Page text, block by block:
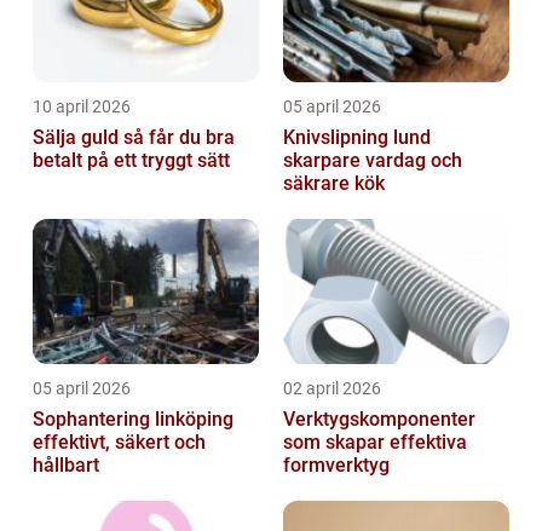
10 april 2026
Sälja guld så får du bra
betalt på ett tryggt sätt
05 april 2026
Knivslipning lund
skarpare vardag och
säkrare kök
05 april 2026
Sophantering linköping
effektivt, säkert och
hållbart
02 april 2026
Verktygskomponenter
som skapar effektiva
formverktyg